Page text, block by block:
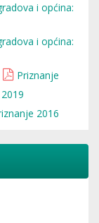
i općina:
i općina:
Priznanje
2016